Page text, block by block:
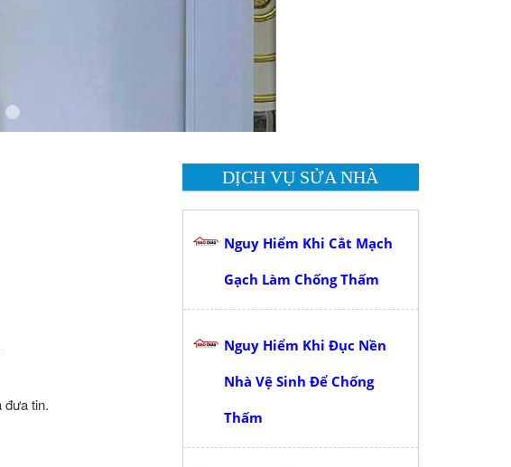
đưa tin.
DỊCH VỤ SỬA NHÀ
Nguy Hiểm Khi Cắt Mạch
Gạch Làm Chống Thấm
Nguy Hiểm Khi Đục Nền
Nhà Vệ Sinh Để Chống
Thấm